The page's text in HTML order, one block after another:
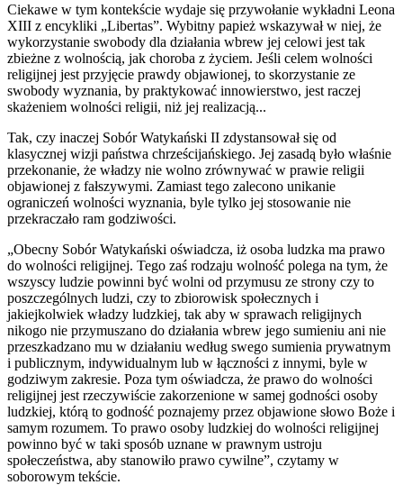
Ciekawe w tym kontekście wydaje się przywołanie wykładni Leona
XIII z encykliki „Libertas”. Wybitny papież wskazywał w niej, że
wykorzystanie swobody dla działania wbrew jej celowi jest tak
zbieżne z wolnością, jak choroba z życiem. Jeśli celem wolności
religijnej jest przyjęcie prawdy objawionej, to skorzystanie ze
swobody wyznania, by praktykować innowierstwo, jest raczej
skażeniem wolności religii, niż jej realizacją...
Tak, czy inaczej Sobór Watykański II zdystansował się od
klasycznej wizji państwa chrześcijańskiego. Jej zasadą było właśnie
przekonanie, że władzy nie wolno zrównywać w prawie religii
objawionej z fałszywymi. Zamiast tego zalecono unikanie
ograniczeń wolności wyznania, byle tylko jej stosowanie nie
przekraczało ram godziwości.
„Obecny Sobór Watykański oświadcza, iż osoba ludzka ma prawo
do wolności religijnej. Tego zaś rodzaju wolność polega na tym, że
wszyscy ludzie powinni być wolni od przymusu ze strony czy to
poszczególnych ludzi, czy to zbiorowisk społecznych i
jakiejkolwiek władzy ludzkiej, tak aby w sprawach religijnych
nikogo nie przymuszano do działania wbrew jego sumieniu ani nie
przeszkadzano mu w działaniu według swego sumienia prywatnym
i publicznym, indywidualnym lub w łączności z innymi, byle w
godziwym zakresie. Poza tym oświadcza, że prawo do wolności
religijnej jest rzeczywiście zakorzenione w samej godności osoby
ludzkiej, którą to godność poznajemy przez objawione słowo Boże i
samym rozumem. To prawo osoby ludzkiej do wolności religijnej
powinno być w taki sposób uznane w prawnym ustroju
społeczeństwa, aby stanowiło prawo cywilne”, czytamy w
soborowym tekście.